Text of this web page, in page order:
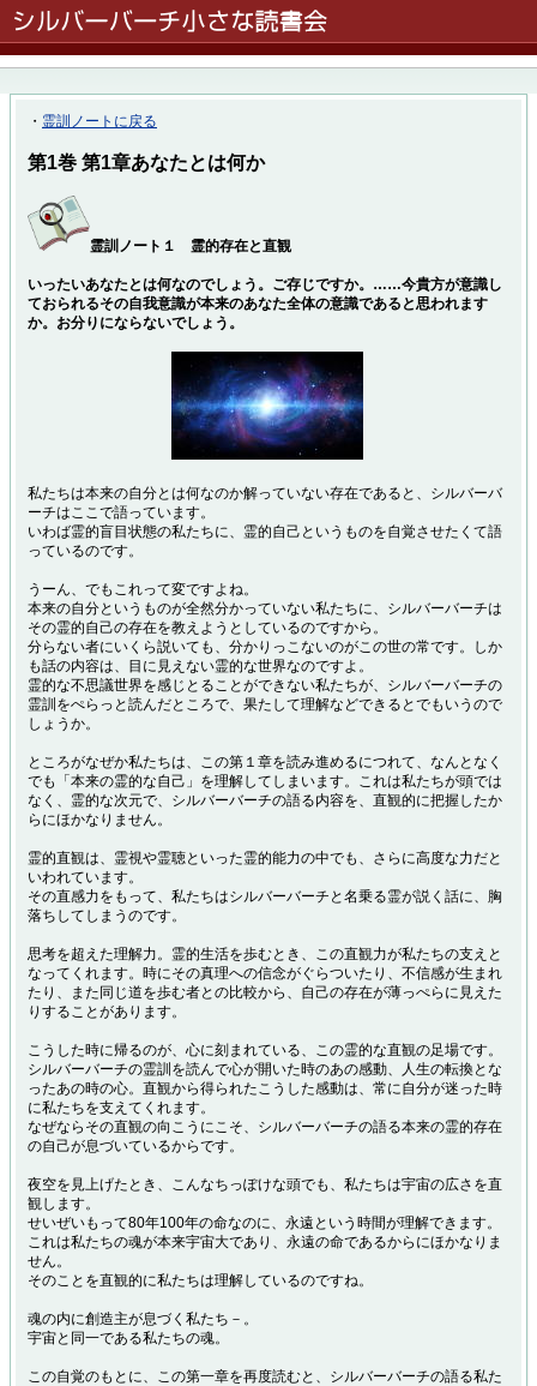
・ 霊訓ノートに戻る
第1巻 第1章あなたとは何か
霊訓ノート１ 霊的存在と直観
いったいあなたとは何なのでしょう。ご存じですか。……今貴方が意識し
ておられるその自我意識が本来のあなた全体の意識であると思われます
か。お分りにならないでしょう。
私たちは本来の自分とは何なのか解っていない存在であると、シルバーバ
ーチはここで語っています。
いわば霊的盲目状態の私たちに、霊的自己というものを自覚させたくて語
っているのです。
うーん、でもこれって変ですよね。
本来の自分というものが全然分かっていない私たちに、シルバーバーチは
その霊的自己の存在を教えようとしているのですから。
分らない者にいくら説いても、分かりっこないのがこの世の常です。しか
も話の内容は、目に見えない霊的な世界なのですよ。
霊的な不思議世界を感じとることができない私たちが、シルバーバーチの
霊訓をぺらっと読んだところで、果たして理解などできるとでもいうので
しょうか。
ところがなぜか私たちは、この第１章を読み進めるにつれて、なんとなく
でも「本来の霊的な自己」を理解してしまいます。これは私たちが頭では
なく、霊的な次元で、シルバーバーチの語る内容を、直観的に把握したか
らにほかなりません。
霊的直観は、霊視や霊聴といった霊的能力の中でも、さらに高度な力だと
いわれています。
その直感力をもって、私たちはシルバーバーチと名乗る霊が説く話に、胸
落ちしてしまうのです。
思考を超えた理解力。霊的生活を歩むとき、この直観力が私たちの支えと
なってくれます。時にその真理への信念がぐらついたり、不信感が生まれ
たり、また同じ道を歩む者との比較から、自己の存在が薄っぺらに見えた
りすることがあります。
こうした時に帰るのが、心に刻まれている、この霊的な直観の足場です。
シルバーバーチの霊訓を読んで心が開いた時のあの感動、人生の転換とな
ったあの時の心。直観から得られたこうした感動は、常に自分が迷った時
に私たちを支えてくれます。
なぜならその直観の向こうにこそ、シルバーバーチの語る本来の霊的存在
の自己が息づいているからです。
夜空を見上げたとき、こんなちっぽけな頭でも、私たちは宇宙の広さを直
観します。
せいぜいもって80年100年の命なのに、永遠という時間が理解できます。
これは私たちの魂が本来宇宙大であり、永遠の命であるからにほかなりま
せん。
そのことを直観的に私たちは理解しているのですね。
魂の内に創造主が息づく私たち－。
宇宙と同一である私たちの魂。
この自覚のもとに、この第一章を再度読むと、シルバーバーチの語る私た